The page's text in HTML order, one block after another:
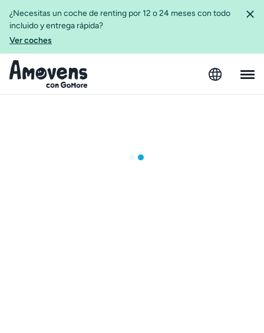
¿Necesitas un coche de renting por 12 o 24 meses con todo
incluido y entrega rápida?
Ver coches